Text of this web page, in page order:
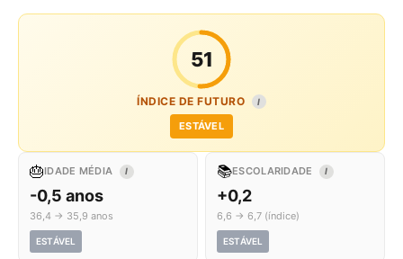
51
ÍNDICE DE FUTURO I
ESTÁVEL
🎂IDADE MÉDIA I
-0,5 anos
36,4 → 35,9 anos
ESTÁVEL
📚ESCOLARIDADE I
+0,2
6,6 → 6,7 (índice)
ESTÁVEL